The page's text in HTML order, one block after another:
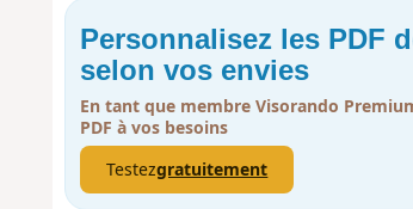
Personnalisez les PDF
selon vos envies
En tant que membre Visorando
PDF à vos besoins
Testezgratuitement